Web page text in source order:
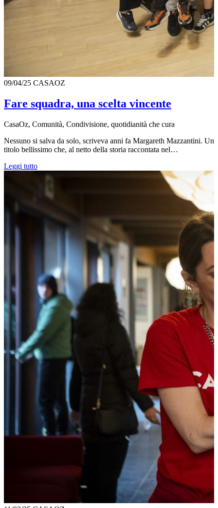
09/04/25 CASAOZ
Fare squadra, una scelta vincente
CasaOz, Comunità, Condivisione, quotidianità che cura
Nessuno si salva da solo, scriveva anni fa Margareth Mazzantini. Un
titolo bellissimo che, al netto della storia raccontata nel…
Leggi tutto